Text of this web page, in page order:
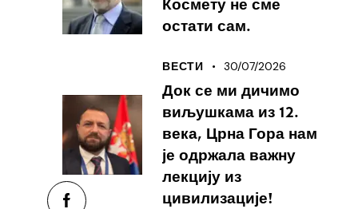
Космету не сме
остати сам.
ВЕСТИ 30/07/2026
Док се ми дичимо
виљушкама из 12.
века, Црна Гора нам
је одржала важну
лекцију из
цивилизације!